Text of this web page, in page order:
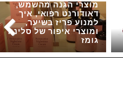
מוצרי הגנה מהשמש,
דאודורנט רפואי, איך
למנוע פריז בשיער,
ומוצרי איפור של סלינה
גומז